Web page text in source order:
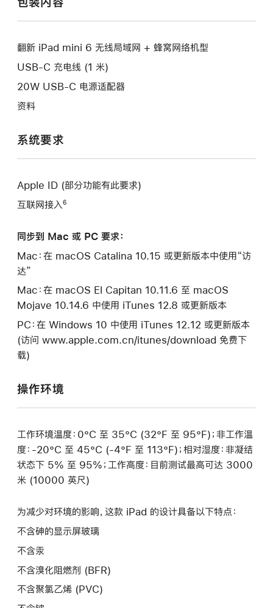
口。
新
窗
翻新 iPad mini 6 无线局域网 + 蜂窝网络机型
USB-C 充电线 (1 米)
20W USB-C 电源适配器
资料
系统要求
Apple ID (部分功能有此要求)
互联网接入 6
同步到 Mac 或 PC 要求：
Mac：在 macOS Catalina 10.15 或更新版本中使用“访
达”
Mac：在 macOS El Capitan 10.11.6 至 macOS
Mojave 10.14.6 中使用 iTunes 12.8 或更新版本
PC：在 Windows 10 中使用 iTunes 12.12 或更新版本
(访问 www.apple.com.cn/itunes/download 免费下
载)
操作环境
工作环境温度：0°C 至 35°C (32°F 至 95°F)；非工作温
度：-20°C 至 45°C (-4°F 至 113°F)；相对湿度：非凝结
状态下 5% 至 95%；工作高度：目前测试最高可达 3000
米 (10000 英尺)
为减少对环境的影响，这款 iPad 的设计具备以下特点：
不含砷的显示屏玻璃
不含汞
不含溴化阻燃剂 (BFR)
不含聚氯乙烯 (PVC)